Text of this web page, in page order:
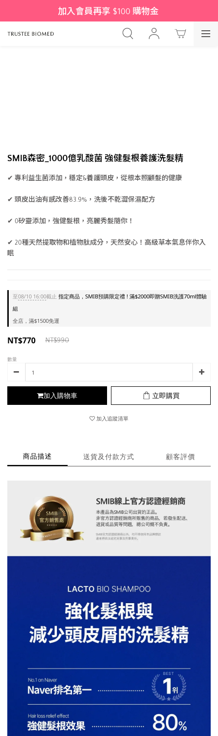
加入會員再享 $100 購物金
SMIB森密_1000億乳酸菌 強健髮根養護洗髮精
✔ 專利益生菌添加，穩定&養護頭皮，從根本照顧髮的健康
✔ 頭皮出油有感改善83.9%，洗後不乾澀保濕配方
✔ 0矽靈添加，強健髮根，亮麗秀髮隨你！
✔ 20種天然提取物和植物肽成分，天然安心！高級草本氣息伴你入
眠
至08/10 16:00截止 指定商品，SMIB預購限定禮 ! 滿$2000即贈SMIB洗護70ml體驗
組
全店，滿$1500免運
NT$770 NT$990
數量
加入購物車 立即購買
加入追蹤清單
商品描述 送貨及付款方式 顧客評價